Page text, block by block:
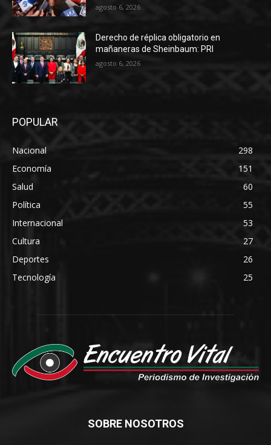
agosto 6, 2026
Derecho de réplica obligatorio en
mañaneras de Sheinbaum: PRI
agosto 6, 2026
POPULAR
Nacional
298
Economía
151
Salud
60
Política
55
Internacional
53
Cultura
27
Deportes
26
Tecnología
25
SOBRE NOSOTROS